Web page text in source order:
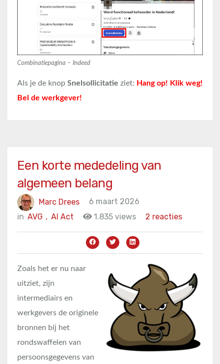
Combinatiepagina – Indeed
Als je de knop Snelsollicitatie ziet: Hang op! Klik weg!
Bel de werkgever!
Een korte mededeling van
algemeen belang
Marc Drees
6 maart 2026
in
AI Act
AVG , 1.835 views 2 reacties
Zoals het er nu naar
uitziet, zijn
intermediairs en
werkgevers de originele
bronnen bij het
rondswaffelen van
persoonsgegevens van